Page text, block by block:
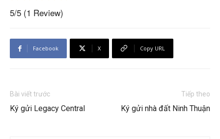
5/5 (1 Review)
Facebook X Copy URL
Bài viết trước
Ký gửi Legacy Central
Tiếp theo
Ký gửi nhà đất Ninh Thuận